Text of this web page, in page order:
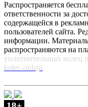
Распространяется
ответственности за
содержащейся в
пользователей сайта.
информации.
распространяются на
уплотнительных колец
kolec-onlajn